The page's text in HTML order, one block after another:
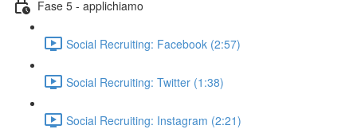
Fase 5 - applichiamo
Social Recruiting: Facebook (2:57)
Social Recruiting: Twitter (1:38)
Social Recruiting: Instagram (2:21)